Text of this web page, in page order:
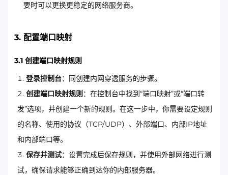
要时可以更换更稳定的网络服务商。
3. 配置端口映射
3.1 创建端口映射规则
登录控制台：同创建内网穿透服务的步骤。
创建端口映射规则 ：在控制台中找到“端口映射”或“端口转
发”选项，并创建一个新的规则。在这一步中，你需要设定规则
的名称、使用的协议（TCP/UDP）、外部端口、内部IP地址
和内部端口等。
保存并测试：设置完成后保存规则，并使用外部网络进行测
试，确保请求能够正确到达你的内部服务器。